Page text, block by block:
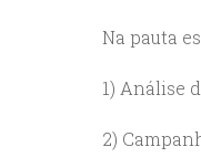
Na pauta
1) Análise
2)